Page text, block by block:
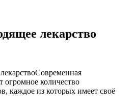
лекарство
Современная
огромное количество
каждое из которых имеет своё